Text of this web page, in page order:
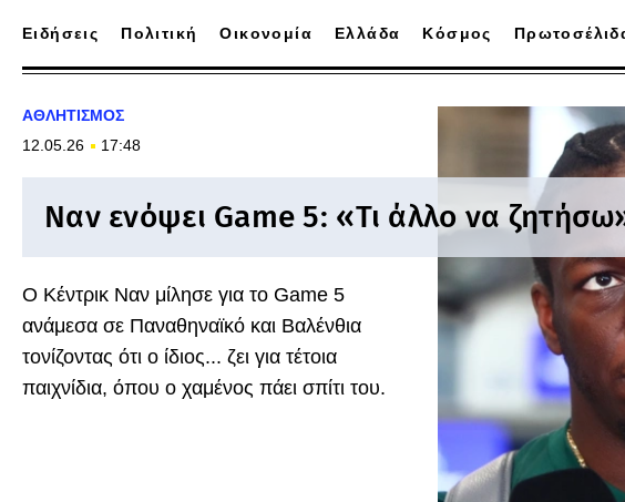
Ειδήσεις Πολιτική Οικονομία Ελλάδα Κόσμος
ΑΘΛΗΤΙΣΜΟΣ
12.05.26
17:48
Ναν ενόψει Game 5: «Τι άλλο να
Ο Κέντρικ Ναν μίλησε για το Game 5
ανάμεσα σε Παναθηναϊκό και Βαλένθια
τονίζοντας ότι ο ίδιος... ζει για τέτοια
παιχνίδια, όπου ο χαμένος πάει σπίτι του.